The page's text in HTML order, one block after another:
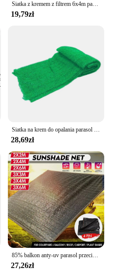
to cater to various
versatile addition to your
design ensures
or adjusted to suit your
shade sail's user-
excellent choice for both
looking to provide a
for their guests. Its
that maintenance is a
shade sail remains a
in your outdoor space.
Siatka z kremem z filtrem 6x4m parasol przeciwsłoneczny żagiel w szklarni tkanina chroniąca przed słońcem do kwiatów
19,79zł
Siatka na krem do opalania parasol przeciwsłoneczny tkanina chroniąca przed słońcem do szklarni na kwiaty
28,69zł
85% balkon anty-uv parasol przeciwsłoneczny siatka z żaglem tkanina chroniąca przed słońcem krem z filtrem osłona z siatki zaklejona krawędzią z przelotkami do schronienia w ogrodzie Patio
27,26zł